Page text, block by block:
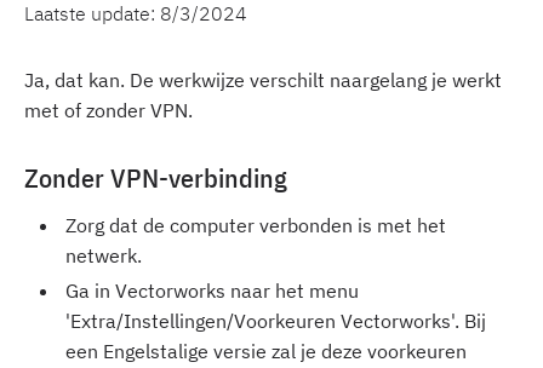
Laatste update: 8/3/2024
Ja, dat kan. De werkwijze verschilt naargelang je werkt
met of zonder VPN.
Zonder VPN-verbinding
Zorg dat de computer verbonden is met het
netwerk.
Ga in Vectorworks naar het menu
'Extra/Instellingen/Voorkeuren Vectorworks'. Bij
een Engelstalige versie zal je deze voorkeuren